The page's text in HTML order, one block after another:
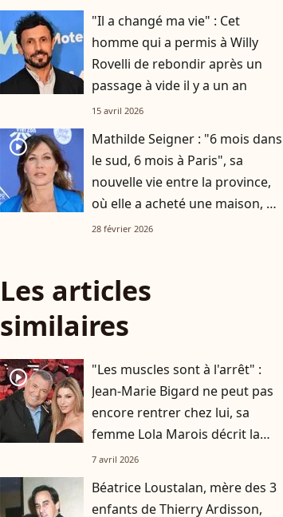
"Il a changé ma vie" : Cet
homme qui a permis à Willy
Rovelli de rebondir après un
passage à vide il y a un an
15 avril 2026
player2
Mathilde Seigner : "6 mois dans
le sud, 6 mois à Paris", sa
nouvelle vie entre la province,
où elle a acheté une maison, et
la capitale
28 février 2026
Les articles
similaires
player2
"Les muscles sont à l'arrêt" :
Jean-Marie Bigard ne peut pas
encore rentrer chez lui, sa
femme Lola Marois décrit la
situation
7 avril 2026
Béatrice Loustalan, mère des 3
enfants de Thierry Ardisson,